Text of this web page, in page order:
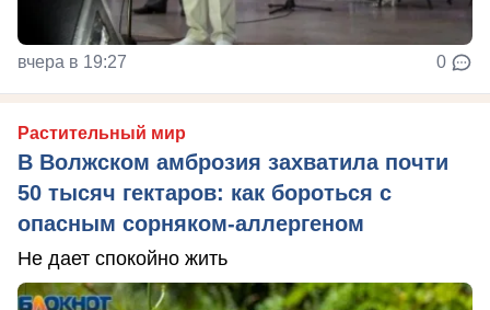
вчера в 19:27 0
Растительный мир
В Волжском амброзия захватила почти
50 тысяч гектаров: как бороться с
опасным сорняком-аллергеном
Не дает спокойно жить